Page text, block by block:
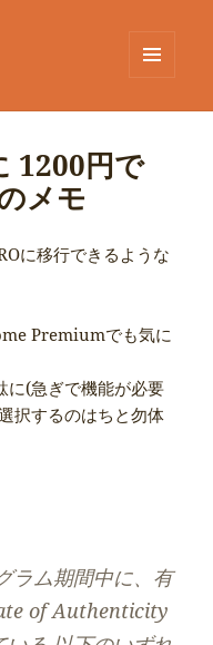
ーとウ
1200円で
メモ
に移行できるような
Premiumでも気に
に(急ぎで機能が必要
択するのはちと勿体
ラム期間中に、有
of Authenticity